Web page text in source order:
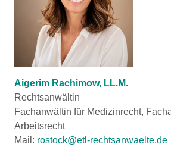
Aigerim Rachimow, LL.M.
Rechtsanwältin
Fachanwältin für Medizinrecht,
Arbeitsrecht
Mail: rostock@etl-rechtsanwaelte.de